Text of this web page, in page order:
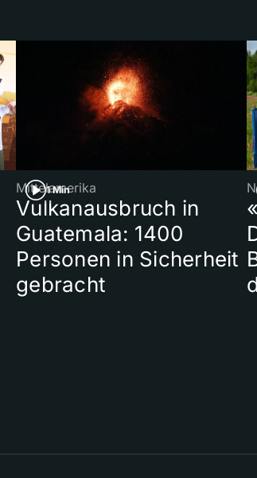
1 Min
Mittelamerika
Vulkanausbruch in
Guatemala: 1400
Personen in Sicherheit
gebracht